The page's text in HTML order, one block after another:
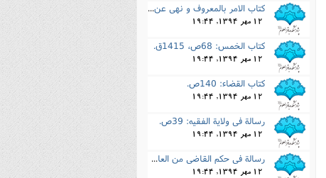
کتاب الامر بالمعروف و نهى عن المنکر: 56ص، 1388ق.
12 مهر 1394, 19:44
کتاب الخمس: 68ص، 1415ق.
12 مهر 1394, 19:44
کتاب القضاء: 140ص.
12 مهر 1394, 19:44
رسالة فى ولایة الفقیه: 39ص.
12 مهر 1394, 19:44
رسالة فى حکم القاضى من العامه بالفطر او الأضحى او نحو ذلک: 20ص.
12 مهر 1394, 19:44